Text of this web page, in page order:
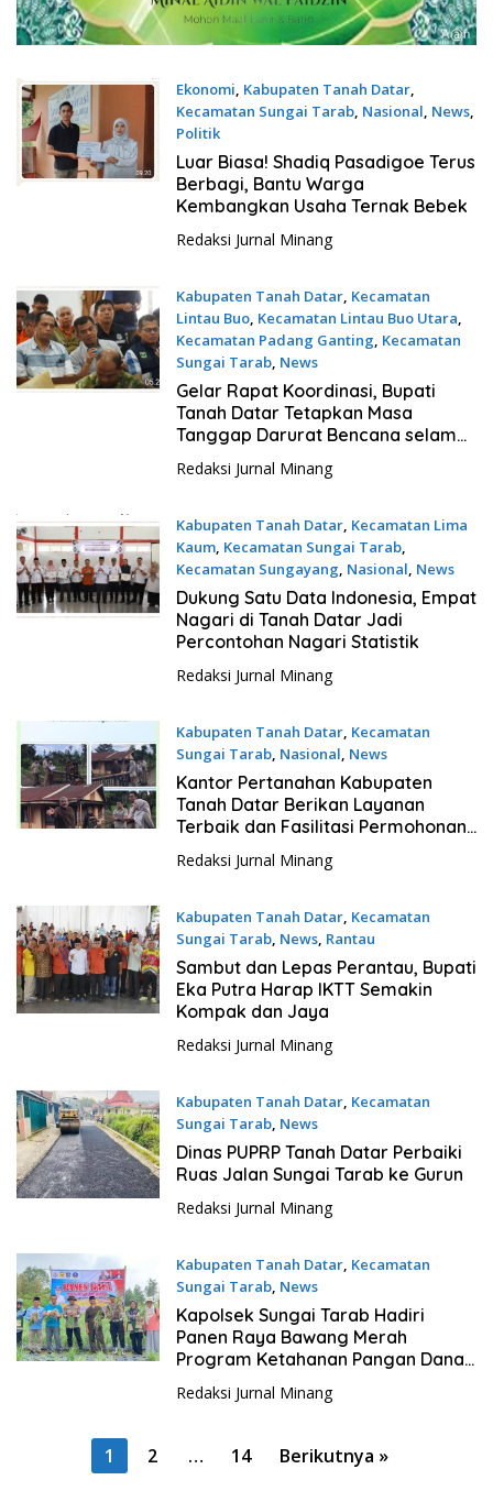
Ekonomi Kabupaten Tanah Datar,
Kecamatan Sungai Tarab, Nasional News,
Politik
18 Mei 2026
Luar Biasa! Shadiq Pasadigoe Terus
Berbagi, Bantu Warga
Kembangkan Usaha Ternak Bebek
Redaksi Jurnal Minang
Kabupaten Tanah Datar, Kecamatan
Lintau Buo, Kecamatan Lintau Buo Utara
Kecamatan Padang Ganting Kecamatan
Sungai Tarab, News
15 Mei 2026
Gelar Rapat Koordinasi, Bupati
Tanah Datar Tetapkan Masa
Tanggap Darurat Bencana selama
Redaksi Jurnal Minang
Kabupaten Tanah Datar, Kecamatan Lima
Kaum, Kecamatan Sungai Tarab,
Kecamatan Sungayang Nasional News
14 Mei 2026
Dukung Satu Data Indonesia, Empat
Nagari di Tanah Datar Jadi
Percontohan Nagari Statistik
Redaksi Jurnal Minang
Kabupaten Tanah Datar, Kecamatan
Sungai Tarab, Nasional News
17 April 2026
Kantor Pertanahan Kabupaten
Tanah Datar Berikan Layanan
Terbaik dan Fasilitasi Permohonan
Redaksi Jurnal Minang
Kabupaten Tanah Datar, Kecamatan
Sungai Tarab, News, Rantau
18 Maret 2026
Sambut dan Lepas Perantau, Bupati
Eka Putra Harap IKTT Semakin
Kompak dan Jaya
Redaksi Jurnal Minang
Kabupaten Tanah Datar, Kecamatan
Sungai Tarab, News
7 Maret 2026
Dinas PUPRP Tanah Datar Perbaiki
Ruas Jalan Sungai Tarab ke Gurun
Redaksi Jurnal Minang
Kabupaten Tanah Datar, Kecamatan
Sungai Tarab, News
14 Februari 2026
Kapolsek Sungai Tarab Hadiri
Panen Raya Bawang Merah
Program Ketahanan Pangan Dana
Redaksi Jurnal Minang
1 2 … 14 Berikutnya »